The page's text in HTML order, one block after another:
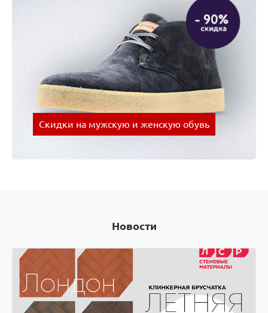
Скидки на мужскую и женскую обувь
на следующую покупку! Оплачивай покупки
Новости